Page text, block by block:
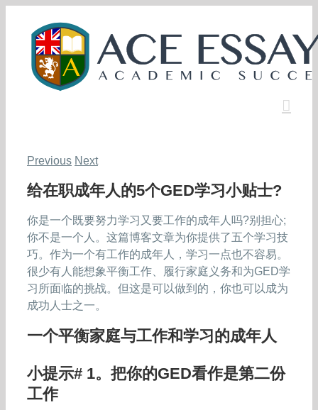
content
Previous Next
给在职成年人的5个GED学习小贴士?
你是一个既要努力学习又要工作的成年人吗?别担心;
你不是一个人。这篇博客文章为你提供了五个学习技
巧。作为一个有工作的成年人，学习一点也不容易。
很少有人能想象平衡工作、履行家庭义务和为GED学
习所面临的挑战。但这是可以做到的，你也可以成为
成功人士之一。
一个平衡家庭与工作和学习的成年人
小提示# 1。把你的GED看作是第二份
工作